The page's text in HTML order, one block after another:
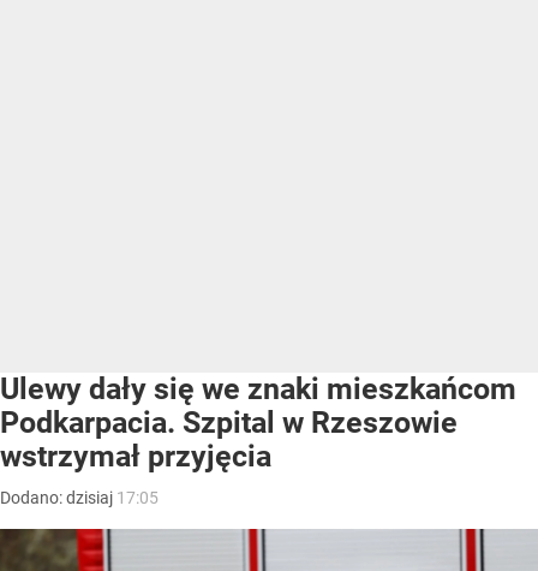
Ulewy dały się we znaki mieszkańcom
Podkarpacia. Szpital w Rzeszowie
wstrzymał przyjęcia
Dodano:dzisiaj 17:05